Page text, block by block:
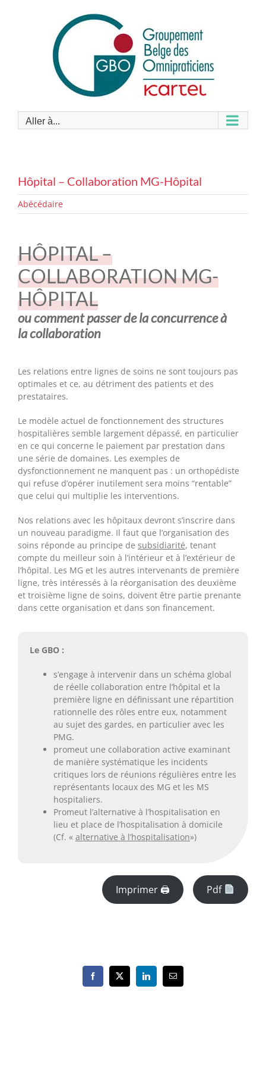
Aller à...
Hôpital – Collaboration MG-Hôpital
Abécédaire
HÔPITAL –
COLLABORATION MG-
HÔPITAL
ou comment passer de la concurrence à
la collaboration
Les relations entre lignes de soins ne sont toujours pas
optimales et ce, au détriment des patients et des
prestataires.
Le modèle actuel de fonctionnement des structures
hospitalières semble largement dépassé, en particulier
en ce qui concerne le paiement par prestation dans
une série de domaines. Les exemples de
dysfonctionnement ne manquent pas : un orthopédiste
qui refuse d’opérer inutilement sera moins “rentable”
que celui qui multiplie les interventions.
Nos relations avec les hôpitaux devront s’inscrire dans
un nouveau paradigme. Il faut que l’organisation des
soins réponde au principe de subsidiarité, tenant
compte du meilleur soin à l’intérieur et à l’extérieur de
l’hôpital. Les MG et les autres intervenants de première
ligne, très intéressés à la réorganisation des deuxième
et troisième ligne de soins, doivent être partie prenante
dans cette organisation et dans son financement.
Le GBO :
s’engage à intervenir dans un schéma global
de réelle collaboration entre l’hôpital et la
première ligne en définissant une répartition
rationnelle des rôles entre eux, notamment
au sujet des gardes, en particulier avec les
PMG.
promeut une collaboration active examinant
de manière systématique les incidents
critiques lors de réunions régulières entre les
représentants locaux des MG et les MS
hospitaliers.
Promeut l’alternative à l’hospitalisation en
lieu et place de l’hospitalisation à domicile
(Cf. « alternative à l’hospitalisation»)
Imprimer 🖨 Pdf
Facebook
X LinkedInEmail